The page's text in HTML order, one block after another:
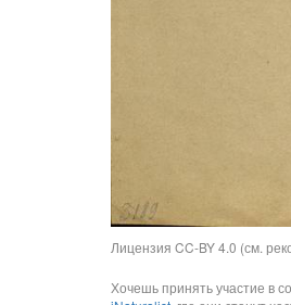
Лицензия CC-BY 4.0 (см.
Хочешь принять участие в